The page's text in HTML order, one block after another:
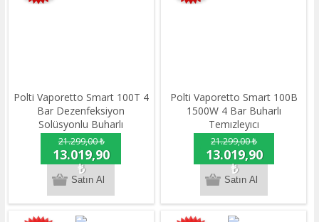
Polti Vaporetto Smart 100T 4
Bar Dezenfeksiyon
Solüsyonlu Buharlı
Temizleyici
21.299,00 ₺
13.019,90
₺
Polti Vaporetto Smart 100B
1500W 4 Bar Buharlı
Temızleyıcı
21.299,00 ₺
13.019,90
₺